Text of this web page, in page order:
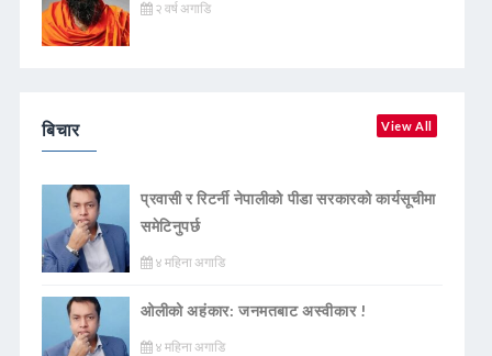
२ वर्ष अगाडि
बिचार View All
प्रवासी र रिटर्नी नेपालीको पीडा सरकारको कार्यसूचीमा
समेटिनुपर्छ
४ महिना अगाडि
ओलीको अहंकार: जनमतबाट अस्वीकार !
४ महिना अगाडि